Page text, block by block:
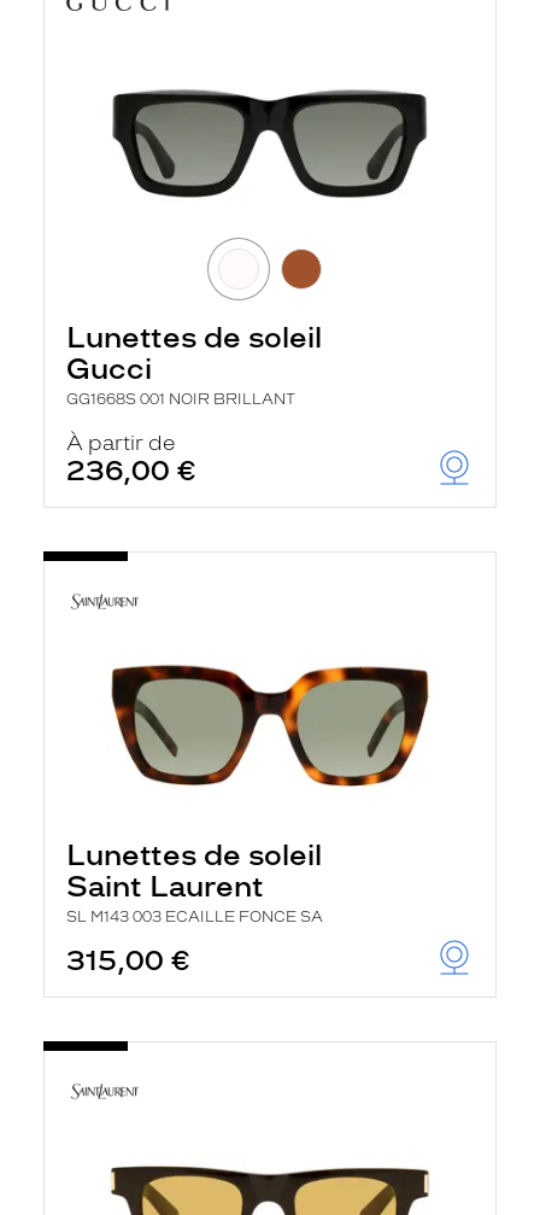
Lunettes de soleil
Gucci
GG1668S 001 NOIR BRILLANT
À partir de
236,00 €
Lunettes de soleil
Saint Laurent
SL M143 003 ECAILLE FONCE SA
315,00 €